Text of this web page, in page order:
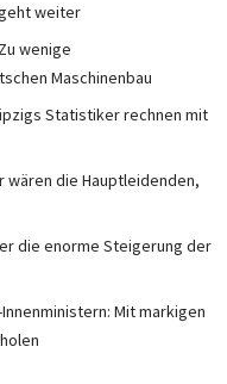
weiter
wenige
Maschinenbau
Statistiker rechnen mit
wären die Hauptleidenden,
die enorme Steigerung der
Mit markigen